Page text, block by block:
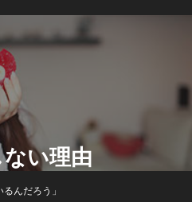
い理由
んだろう」